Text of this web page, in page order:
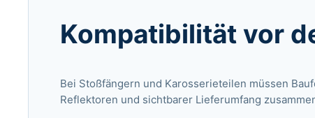
Kompatibilität vor
Bei Stoßfängern und Karosserieteilen müssen
Reflektoren und sichtbarer Lieferumfang